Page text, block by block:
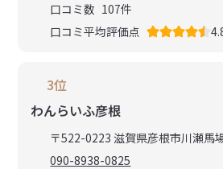
口コミ数 107件
口コミ平均評価点
3位
わんらいふ彦根
〒522-0223 滋賀県彦根市川瀬馬
090-8938-0825